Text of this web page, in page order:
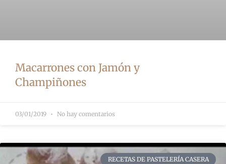
Macarrones con Jamón y
Champiñones
03/01/2019 No hay comentarios
RECETAS DE PASTELERÍA CASERA